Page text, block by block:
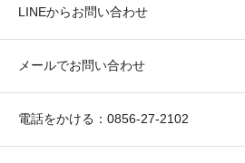
LINEからお問い合わせ
メールでお問い合わせ
電話をかける：0856-27-2102